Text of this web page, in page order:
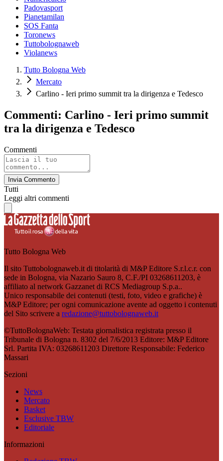
Padovasport
Pianetamilan
SOS Fanta
Toronews
Tuttobolognaweb
Violanews
Tutto Bologna Web
Mercato
Carlino - Ieri primo summit tra la dirigenza e Tedesco
Commenti: Carlino - Ieri primo summit
tra la dirigenza e Tedesco
Commenti
Invia Commento
Tutti
Leggi altri commenti
Tutto Bologna Web
Il sito Tuttobolognaweb.it di titolarità di M&P Editore S.r.l.c.r. con
sede in Bologna, via Nazario Sauro 8, C.F./PI 03268611203, è
affiliato al network Gazzanet di RCS Mediagroup S.p.a..
Unico responsabile dei contenuti (testi, foto, video e grafiche) è
M&P Editore; per ogni comunicazione avente ad oggetto i contenuti
del Sito scrivere a redazione@tuttobolognaweb.it
©TuttoBolognaWeb: Testata giornalistica registrata presso il
Tribunale di Bologna n. 8302 del 7/6/2013 Editore: M&P Editore
Srl. Partita IVA: 03268611203 Direttore Responsabile: Federico
Massari
Sezioni
News
Mercato
Basket
Esclusive TBW
Editoriale
Informazioni